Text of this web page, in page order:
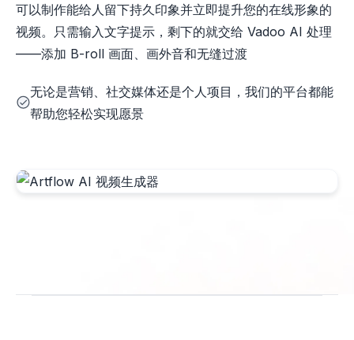
可以制作能给人留下持久印象并立即提升您的在线形象的
视频。只需输入文字提示，剩下的就交给 Vadoo AI 处理
——添加 B-roll 画面、画外音和无缝过渡
无论是营销、社交媒体还是个人项目，我们的平台都能
帮助您轻松实现愿景